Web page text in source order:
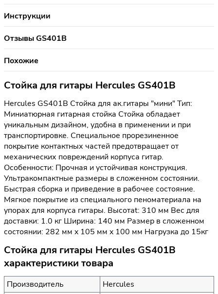
Инструкции
Отзывы GS401B
Похожие
Стойка для гитары Hercules GS401B
Hercules GS401B Стойка для ак.гитары "мини" Тип:
Миниатюрная гитарная стойка Стойка обладает
уникальным дизайном, удобна в применении и при
транспортировке. Специальное прорезиненное
покрытие контактных частей предотвращает от
механических повреждений корпуса гитар.
Особенности: Прочная и устойчивая конструкция.
Ультракомпактные размеры в сложенном состоянии.
Быстрая сборка и приведение в рабочее состояние.
Мягкое покрытие из специального пеноматериала на
упорах для корпуса гитары. Высотаt: 310 мм Вес для
доставки: 1.0 кг Ширина: 140 мм Размер в сложенном
состоянии: 282 мм x 105 мм x 100 мм Нагрузка до 15кг
Стойка для гитары Hercules GS401B
характеристики товара
Производитель
Hercules